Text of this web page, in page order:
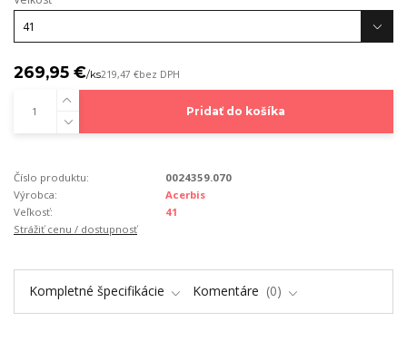
269,95 €/ks219,47 €bez DPH
Pridať do košíka
Číslo produktu:
0024359.070
Výrobca:
Acerbis
Veľkosť:
41
Strážiť cenu / dostupnosť
Kompletné špecifikácie Komentáre 0